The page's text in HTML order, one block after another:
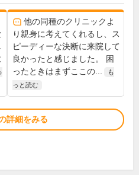
他の同種のクリニックよ
り親身に考えてくれるし、ス
ピーディーな決断に来院して
良かったと感じました。 困
ったときはまずここの...
も
っと読む
詳細をみる